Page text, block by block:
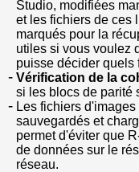
Studio, modifiées
et les fichiers de ces
marqués pour la
utiles si vous voulez
puisse décider quels
Vérification de la
si les blocs de parité
Les fichiers
sauvegardés et
permet d'éviter que
de données sur le
réseau.